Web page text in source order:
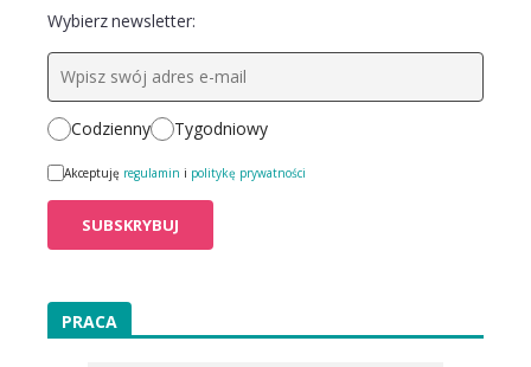
Wybierz newsletter:
Codzienny Tygodniowy
Akceptuję regulamin i politykę prywatności
PRACA